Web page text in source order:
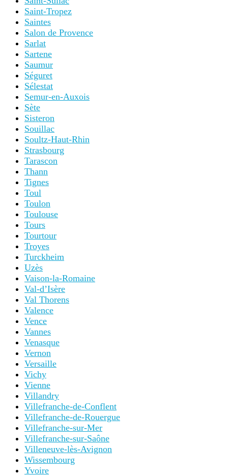
Saint-Tropez
Saintes
Salon de Provence
Sarlat
Sartene
Saumur
Séguret
Sélestat
Semur-en-Auxois
Sète
Sisteron
Souillac
Soultz-Haut-Rhin
Strasbourg
Tarascon
Thann
Tignes
Toul
Toulon
Toulouse
Tours
Tourtour
Troyes
Turckheim
Uzès
Vaison-la-Romaine
Val-d’Isère
Val Thorens
Valence
Vence
Vannes
Venasque
Vernon
Versaille
Vichy
Vienne
Villandry
Villefranche-de-Conflent
Villefranche-de-Rouergue
Villefranche-sur-Mer
Villefranche-sur-Saône
Villeneuve-lès-Avignon
Wissembourg
Yvoire